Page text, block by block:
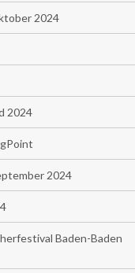
2024
2024
2024
Baden-Baden